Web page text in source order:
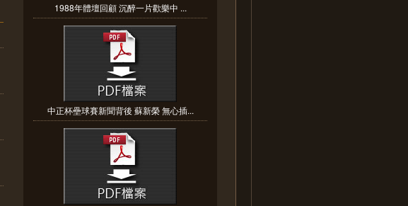
1988年體壇回顧 沉醉一片歡樂中 ...
中正杯壘球賽新聞背後 蘇新榮 無心插...